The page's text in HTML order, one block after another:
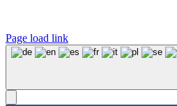
Page load link